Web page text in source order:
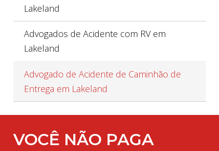
Lakeland
Advogados de Acidente com RV em
Lakeland
Advogado de Acidente de Caminhão de
Entrega em Lakeland
VOCÊ NÃO PAGA